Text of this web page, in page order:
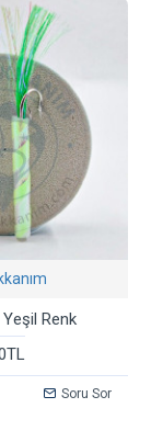
Yeşil Renk
Soru Sor